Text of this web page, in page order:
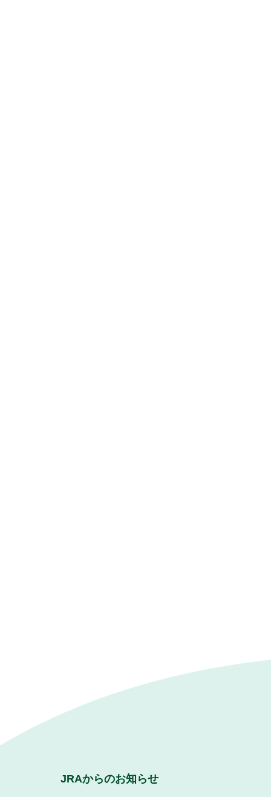
JRAからのお知らせ